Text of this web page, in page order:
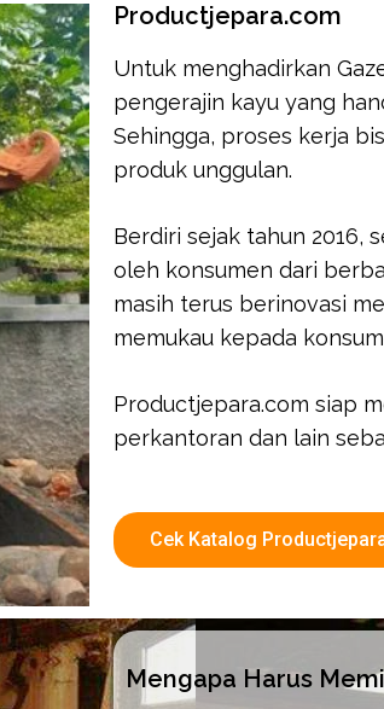
Productjepara.com
Untuk menghadirkan
pengerajin kayu yang
Sehingga, proses kerja
produk unggulan.
Berdiri sejak tahun 2016,
oleh konsumen dari
masih terus berinovasi
memukau kepada
Productjepara.com siap
perkantoran dan lain
Cek Katalog
Mengapa Harus